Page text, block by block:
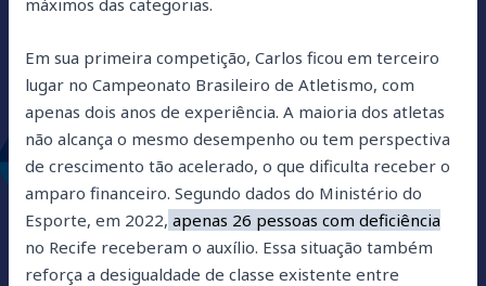
máximos das categorias.
Em sua primeira competição, Carlos ficou em terceiro
lugar no Campeonato Brasileiro de Atletismo, com
apenas dois anos de experiência. A maioria dos atletas
não alcança o mesmo desempenho ou tem perspectiva
de crescimento tão acelerado, o que dificulta receber o
amparo financeiro. Segundo dados do Ministério do
Esporte, em 2022, apenas 26 pessoas com deficiência
no Recife receberam o auxílio. Essa situação também
reforça a desigualdade de classe existente entre